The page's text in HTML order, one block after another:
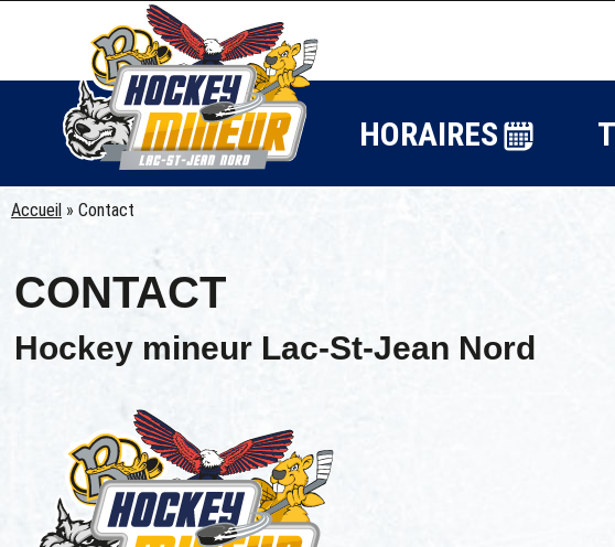
HORAIRES
Accueil » Contact
CONTACT
Hockey mineur Lac-St-Jean Nord